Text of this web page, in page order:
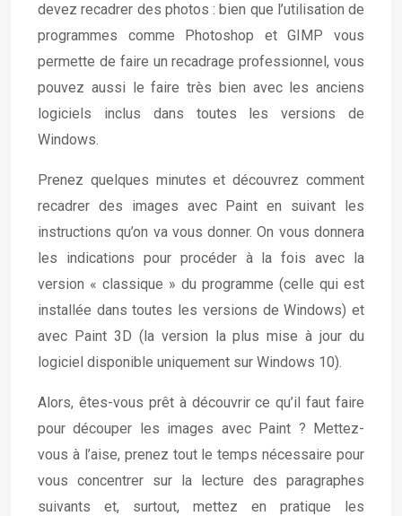
devez recadrer des photos : bien que l’utilisation de
programmes comme Photoshop et GIMP vous
permette de faire un recadrage professionnel, vous
pouvez aussi le faire très bien avec les anciens
logiciels inclus dans toutes les versions de
Windows.
Prenez quelques minutes et découvrez comment
recadrer des images avec Paint en suivant les
instructions qu’on va vous donner. On vous donnera
les indications pour procéder à la fois avec la
version « classique » du programme (celle qui est
installée dans toutes les versions de Windows) et
avec Paint 3D (la version la plus mise à jour du
logiciel disponible uniquement sur Windows 10).
Alors, êtes-vous prêt à découvrir ce qu’il faut faire
pour découper les images avec Paint ? Mettez-
vous à l’aise, prenez tout le temps nécessaire pour
vous concentrer sur la lecture des paragraphes
suivants et, surtout, mettez en pratique les